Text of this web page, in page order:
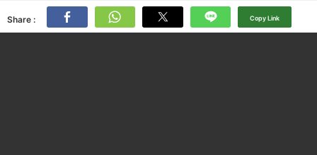
Share : Copy Link